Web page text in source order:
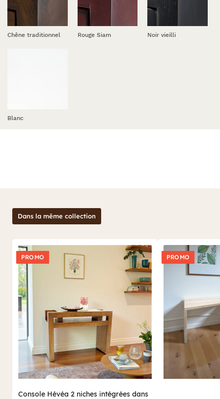
Chêne traditionnel Rouge Siam Noir vieilli
Blanc
Dans la même collection
PROMO
Console Hévéa 2 niches intégrées dans
PROMO